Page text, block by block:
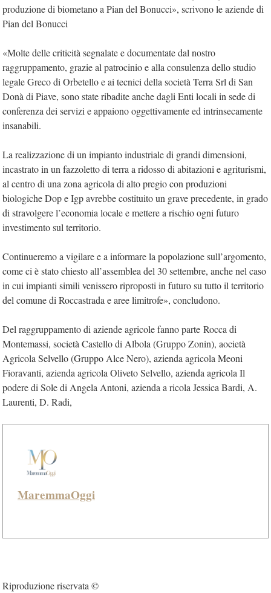
produzione di biometano a Pian del Bonucci», scrivono le aziende di
Pian del Bonucci
«Molte delle criticità segnalate e documentate dal nostro
raggruppamento, grazie al patrocinio e alla consulenza dello studio
legale Greco di Orbetello e ai tecnici della società Terra Srl di San
Donà di Piave, sono state ribadite anche dagli Enti locali in sede di
conferenza dei servizi e appaiono oggettivamente ed intrinsecamente
insanabili.
La realizzazione di un impianto industriale di grandi dimensioni,
incastrato in un fazzoletto di terra a ridosso di abitazioni e agriturismi,
al centro di una zona agricola di alto pregio con produzioni
biologiche Dop e Igp avrebbe costituito un grave precedente, in grado
di stravolgere l’economia locale e mettere a rischio ogni futuro
investimento sul territorio.
Continueremo a vigilare e a informare la popolazione sull’argomento,
come ci è stato chiesto all’assemblea del 30 settembre, anche nel caso
in cui impianti simili venissero riproposti in futuro su tutto il territorio
del comune di Roccastrada e aree limitrofe», concludono.
Del raggruppamento di aziende agricole fanno parte Rocca di
Montemassi, società Castello di Albola (Gruppo Zonin), aocietà
Agricola Selvello (Gruppo Alce Nero), azienda agricola Meoni
Fioravanti, azienda agricola Oliveto Selvello, azienda agricola Il
podere di Sole di Angela Antoni, azienda a ricola Jessica Bardi, A.
Laurenti, D. Radi,
MaremmaOggi
Riproduzione riservata ©